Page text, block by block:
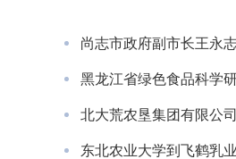
尚志市政府副市长王永
北大荒农垦集团有限公
东北农业大学到飞鹤乳